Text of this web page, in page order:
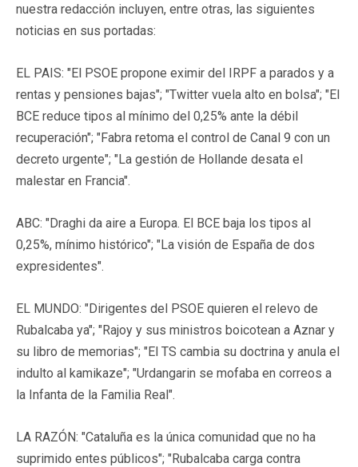
nuestra redacción incluyen, entre otras, las siguientes
noticias en sus portadas:
EL PAIS: "El PSOE propone eximir del IRPF a parados y a
rentas y pensiones bajas"; "Twitter vuela alto en bolsa"; "El
BCE reduce tipos al mínimo del 0,25% ante la débil
recuperación"; "Fabra retoma el control de Canal 9 con un
decreto urgente"; "La gestión de Hollande desata el
malestar en Francia".
ABC: "Draghi da aire a Europa. El BCE baja los tipos al
0,25%, mínimo histórico"; "La visión de España de dos
expresidentes".
EL MUNDO: "Dirigentes del PSOE quieren el relevo de
Rubalcaba ya"; "Rajoy y sus ministros boicotean a Aznar y
su libro de memorias"; "El TS cambia su doctrina y anula el
indulto al kamikaze"; "Urdangarin se mofaba en correos a
la Infanta de la Familia Real".
LA RAZÓN: "Cataluña es la única comunidad que no ha
suprimido entes públicos"; "Rubalcaba carga contra